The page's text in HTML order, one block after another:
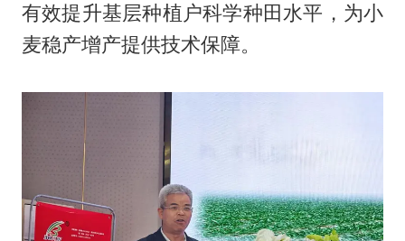
有效提升基层种植户科学种田水平，为小
麦稳产增产提供技术保障。